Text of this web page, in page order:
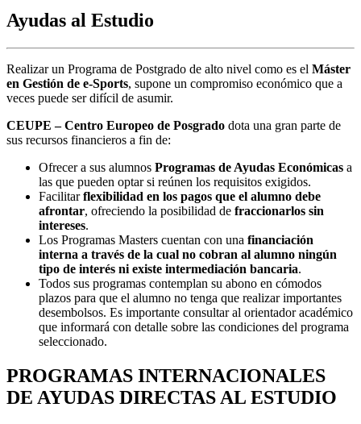
Ayudas al Estudio
Realizar un Programa de Postgrado de alto nivel como es el Máster
en Gestión de e-Sports, supone un compromiso económico que a
veces puede ser difícil de asumir.
CEUPE – Centro Europeo de Posgrado dota una gran parte de
sus recursos financieros a fin de:
Ofrecer a sus alumnos Programas de Ayudas Económicas a
las que pueden optar si reúnen los requisitos exigidos.
Facilitarflexibilidad en los pagos que el alumno debe
afrontar, ofreciendo la posibilidad de fraccionarlos sin
intereses.
Los Programas Masters cuentan con una financiación
interna a través de la cual no cobran al alumno ningún
tipo de interés ni existe intermediación bancaria.
Todos sus programas contemplan su abono en cómodos
plazos para que el alumno no tenga que realizar importantes
desembolsos. Es importante consultar al orientador académico
que informará con detalle sobre las condiciones del programa
seleccionado.
PROGRAMAS INTERNACIONALES
DE AYUDAS DIRECTAS AL ESTUDIO